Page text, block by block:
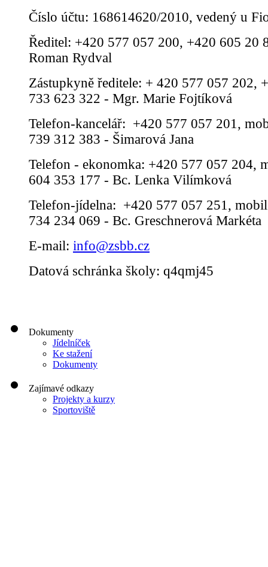
Číslo účtu: 168614620/2010, vedený u
Ředitel: +420 577 057 200, +420 605 20
Roman Rydval
Zástupkyně ředitele: + 420 577 057 202,
733 623 322 - Mgr. Marie Fojtíková
Telefon-kancelář: +420 577 057 201,
739 312 383 - Šimarová Jana
Telefon - ekonomka: +420 577 057 204,
604 353 177 - Bc. Lenka Vilímková
Telefon-jídelna: +420 577 057 251,
734 234 069 - Bc. Greschnerová Markéta
E-mail: info@zsbb.cz
Datová schránka školy: q4qmj45
Dokumenty
Jídelníček
Ke stažení
Dokumenty
Zajímavé odkazy
Projekty a kurzy
Sportoviště